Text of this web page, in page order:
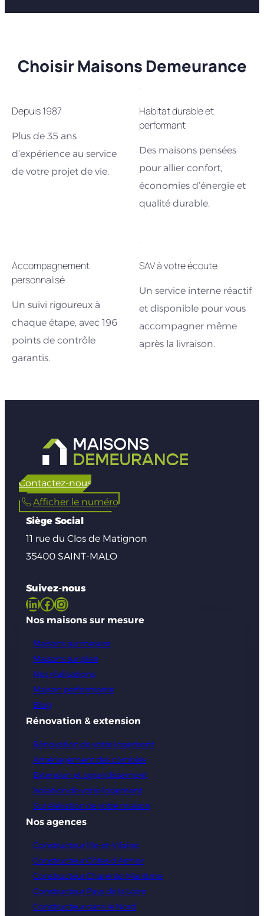
Choisir Maisons Demeurance
Depuis 1987
Plus de 35 ans
d’expérience au service
de votre projet de vie.
Habitat durable et
performant
Des maisons pensées
pour allier confort,
économies d’énergie et
qualité durable.
Accompagnement
personnalisé
Un suivi rigoureux à
chaque étape, avec 196
points de contrôle
garantis.
SAV à votre écoute
Un service interne réactif
et disponible pour vous
accompagner même
après la livraison.
Contactez-nous
Afficher le numéro
Siège Social
11 rue du Clos de Matignon
35400 SAINT-MALO
Suivez-nous
LinkedIn Facebook Instagram
Nos maisons sur mesure
Maisons sur mesure
Maisons sur plan
Nos réalisations
Maison performante
Blog
Rénovation & extension
Rénovation de votre logement
Aménagement des combles
Extension et agrandissement
Isolation de votre logement
Sur élévation de votre maison
Nos agences
Constructeur Ille-et-Vilaine
Constructeur Côtes d’Armor
Constructeur Charente-Maritime
Constructeur Pays de la Loire
Constructeur dans le Nord